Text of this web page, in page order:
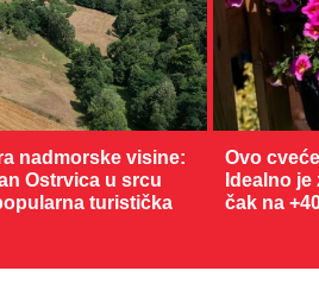
nadmorske visine:
Ostrvica u srcu
turistička
Ovo
Idealno
čak na